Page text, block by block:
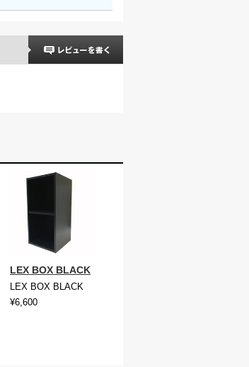
LEX BOX BLACK
LEX BOX BLACK
¥6,600